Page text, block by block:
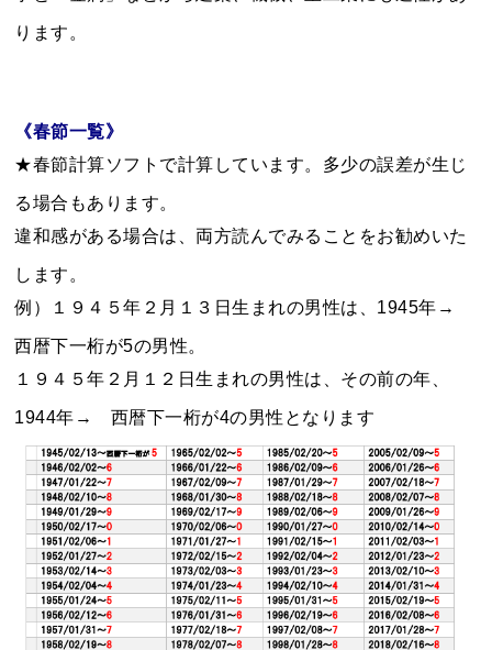
ります。
《春節一覧》
★春節計算ソフトで計算しています。多少の誤差が生じ
る場合もあります。
違和感がある場合は、両方読んでみることをお勧めいた
します。
例）１９４５年２月１３日生まれの男性は、1945年→
西暦下一桁が5の男性。
１９４５年２月１２日生まれの男性は、その前の年、
1944年→ 西暦下一桁が4の男性となります